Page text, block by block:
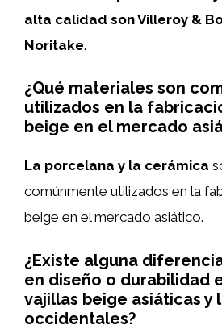
alta calidad sonVilleroy &
Noritake.
¿Qué materiales son
utilizados en la
beige en el mercado
La porcelana y la cerámica
comúnmente utilizados en la
beige en el mercado asiático.
¿Existe alguna
en diseño o durabilidad
vajillas beige asiáticas y
occidentales?